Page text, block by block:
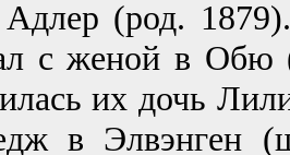
(род.
с женой в
их дочь
в Элвэнген